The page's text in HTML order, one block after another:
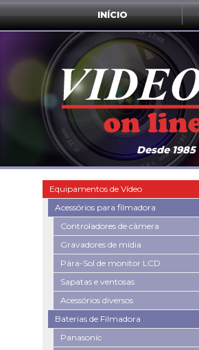
INÍCIO
Desde 1985
Equipamentos de Vídeo
Acessórios para filmadora
Controladores de câmera
Gravadores de mídia
Pára-Sol de monitor LCD
Sapatas e ventosas
Acessórios diversos
Baterias de Filmadora
Panasonic